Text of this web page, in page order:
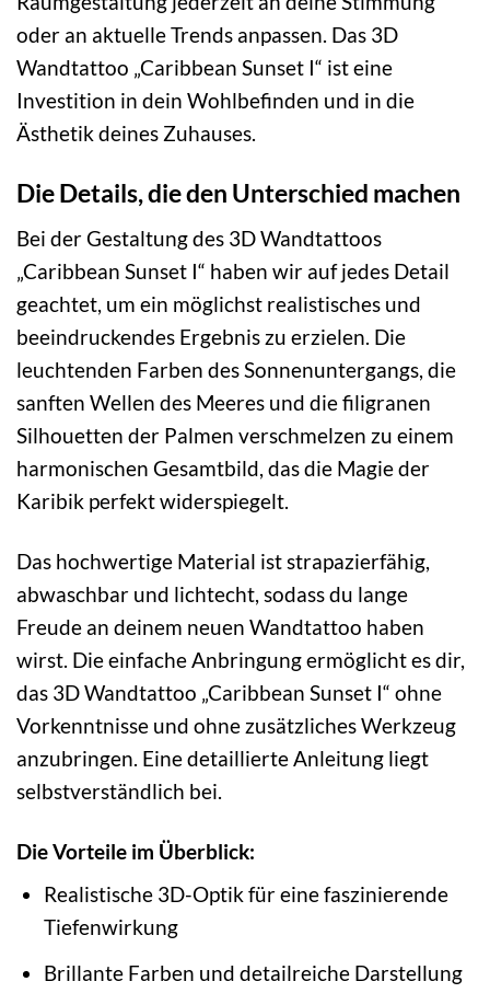
oder an aktuelle Trends anpassen. Das 3D
Wandtattoo „Caribbean Sunset I“ ist eine
Investition in dein Wohlbefinden und in die
Ästhetik deines Zuhauses.
Die Details, die den Unterschied machen
Bei der Gestaltung des 3D Wandtattoos
„Caribbean Sunset I“ haben wir auf jedes Detail
geachtet, um ein möglichst realistisches und
beeindruckendes Ergebnis zu erzielen. Die
leuchtenden Farben des Sonnenuntergangs, die
sanften Wellen des Meeres und die filigranen
Silhouetten der Palmen verschmelzen zu einem
harmonischen Gesamtbild, das die Magie der
Karibik perfekt widerspiegelt.
Das hochwertige Material ist strapazierfähig,
abwaschbar und lichtecht, sodass du lange
Freude an deinem neuen Wandtattoo haben
wirst. Die einfache Anbringung ermöglicht es dir,
das 3D Wandtattoo „Caribbean Sunset I“ ohne
Vorkenntnisse und ohne zusätzliches Werkzeug
anzubringen. Eine detaillierte Anleitung liegt
selbstverständlich bei.
Die Vorteile im Überblick:
Realistische 3D-Optik für eine faszinierende
Tiefenwirkung
Brillante Farben und detailreiche Darstellung